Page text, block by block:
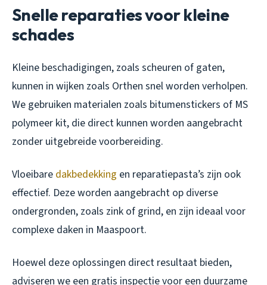
Snelle reparaties voor kleine
schades
Kleine beschadigingen, zoals scheuren of gaten,
kunnen in wijken zoals Orthen snel worden verholpen.
We gebruiken materialen zoals bitumenstickers of MS
polymeer kit, die direct kunnen worden aangebracht
zonder uitgebreide voorbereiding.
Vloeibare dakbedekking en reparatiepasta’s zijn ook
effectief. Deze worden aangebracht op diverse
ondergronden, zoals zink of grind, en zijn ideaal voor
complexe daken in Maaspoort.
Hoewel deze oplossingen direct resultaat bieden,
adviseren we een gratis inspectie voor een duurzame